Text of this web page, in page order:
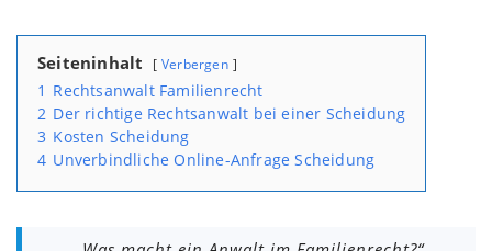
Seiteninhalt Verbergen
1 Rechtsanwalt Familienrecht
2 Der richtige Rechtsanwalt bei einer Scheidung
3 Kosten Scheidung
4 Unverbindliche Online-Anfrage Scheidung